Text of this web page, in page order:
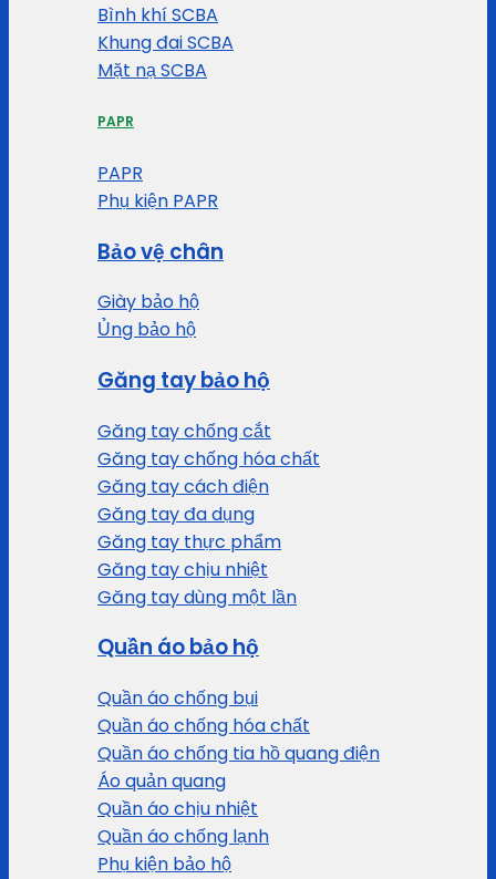
Bình khí SCBA
Khung đai SCBA
Mặt nạ SCBA
PAPR
PAPR
Phụ kiện PAPR
Bảo vệ chân
Giày bảo hộ
Ủng bảo hộ
Găng tay bảo hộ
Găng tay chống cắt
Găng tay chống hóa chất
Găng tay cách điện
Găng tay đa dụng
Găng tay thực phẩm
Găng tay chịu nhiệt
Găng tay dùng một lần
Quần áo bảo hộ
Quần áo chống bụi
Quần áo chống hóa chất
Quần áo chống tia hồ quang điện
Áo quản quang
Quần áo chịu nhiệt
Quần áo chống lạnh
Phụ kiện bảo hộ